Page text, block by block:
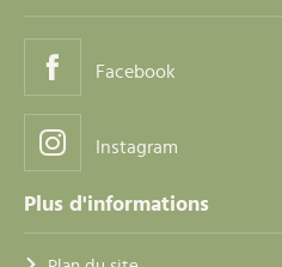
Facebook
Instagram
Plus d'informations